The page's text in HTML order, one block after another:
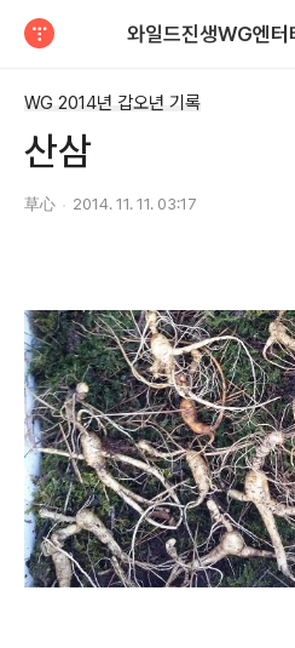
WG 2014년 갑오년 기록
산삼
草心 2014. 11. 11. 03:17